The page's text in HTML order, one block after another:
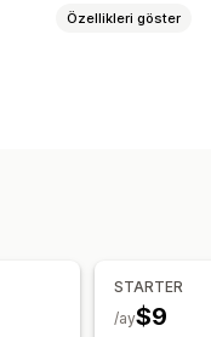
Özellikleri göster
STARTER
$9
/ay